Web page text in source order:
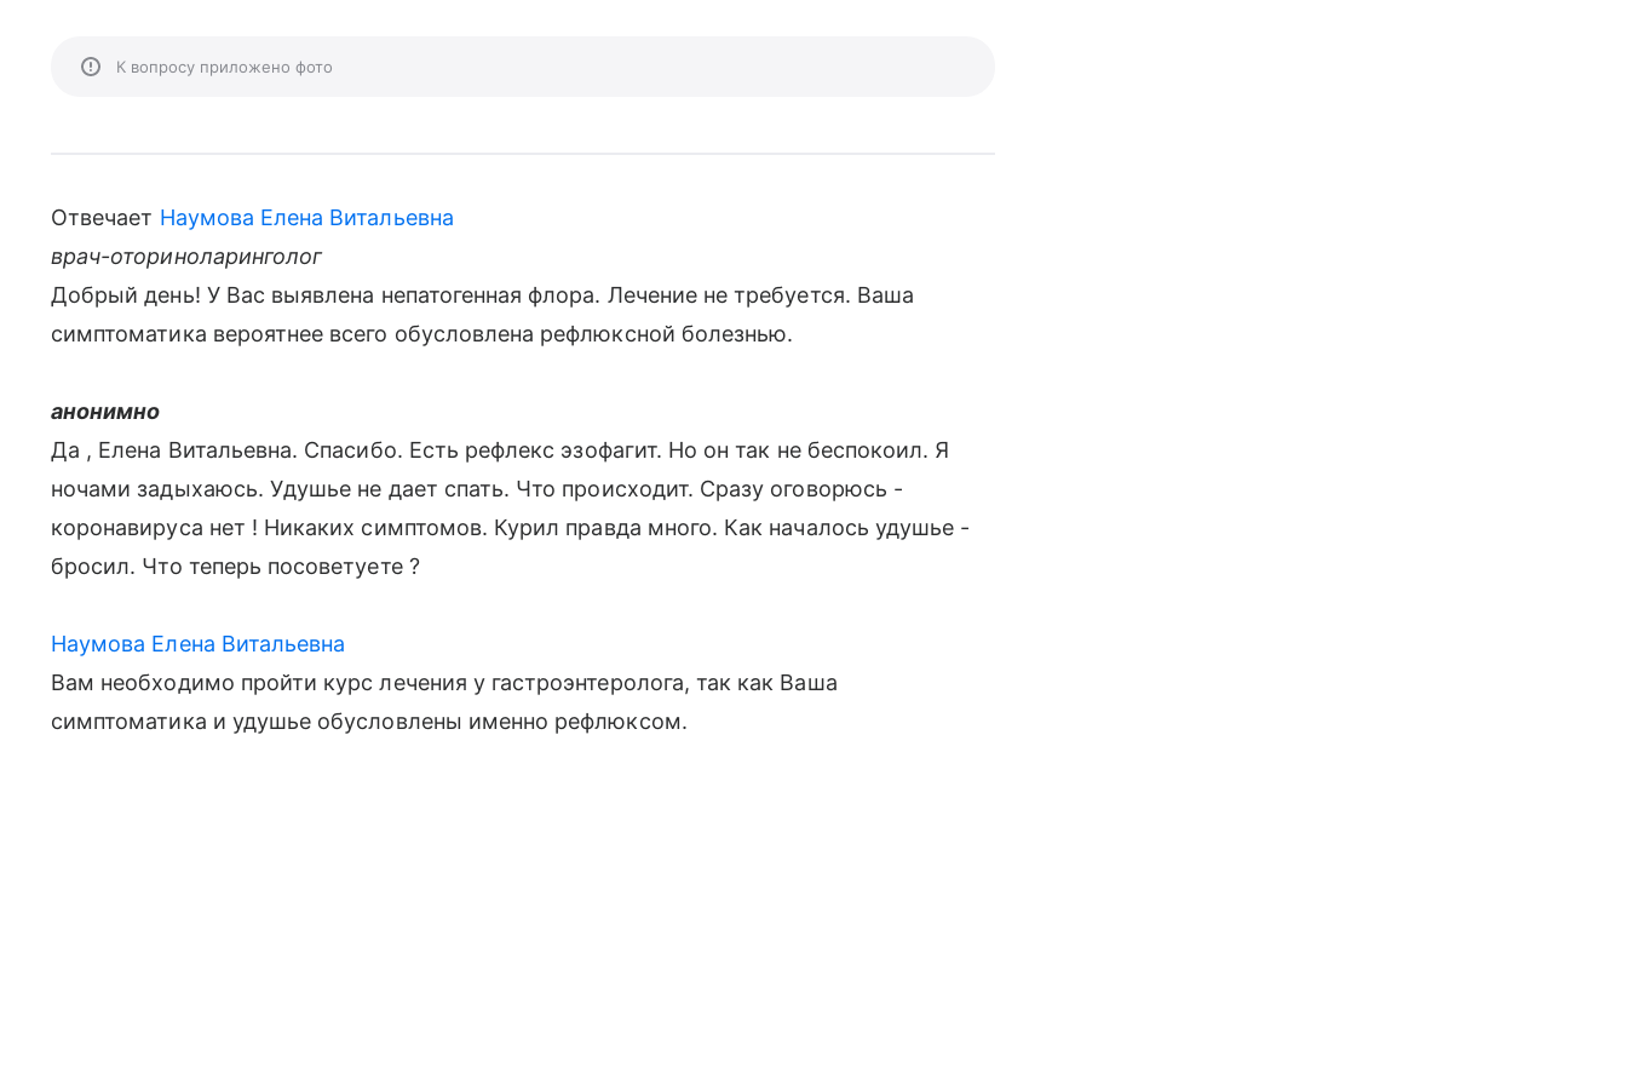
К вопросу приложено фото
Отвечает Наумова Елена Витальевна
врач-оториноларинголог
Добрый день! У Вас выявлена непатогенная флора. Лечение не требуется. Ваша
симптоматика вероятнее всего обусловлена рефлюксной болезнью.
анонимно
Да , Елена Витальевна. Спасибо. Есть рефлекс эзофагит. Но он так не беспокоил. Я
ночами задыхаюсь. Удушье не дает спать. Что происходит. Сразу оговорюсь -
коронавируса нет ! Никаких симптомов. Курил правда много. Как началось удушье -
бросил. Что теперь посоветуете ?
Наумова Елена Витальевна
Вам необходимо пройти курс лечения у гастроэнтеролога, так как Ваша
симптоматика и удушье обусловлены именно рефлюксом.